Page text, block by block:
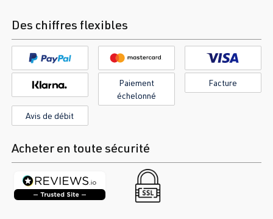
Des chiffres flexibles
Paiement
échelonné
Facture
Avis de débit
Acheter en toute sécurité